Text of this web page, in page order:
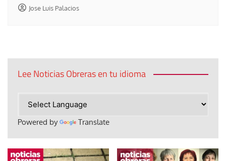
Jose Luis Palacios
Lee Noticias Obreras en tu idioma
Powered by Translate